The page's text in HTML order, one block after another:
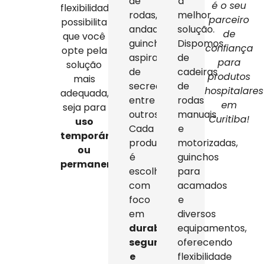
flexibilidade
possibilita
que você
opte pela
solução
mais
adequada,
seja para
uso
temporário
ou
permanente
rodas,
andadores,
guinchos,
aspiradores
de
secreção,
entre
outros.
Cada
produto
é
escolhido
com
foco
em
durabilidade,
segurança
e
melhor
solução.
Dispomos
de
cadeiras
de
rodas
manuais
e
motorizadas,
guinchos
para
acamados
e
diversos
equipamentos,
oferecendo
flexibilidade
é o seu
parceiro
de
confiança
para
produtos
hospitalares
em
Curitiba!